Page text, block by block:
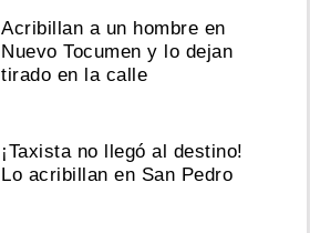
Acribillan a un hombre en
Nuevo Tocumen y lo dejan
tirado en la calle
¡Taxista no llegó al destino!
Lo acribillan en San Pedro